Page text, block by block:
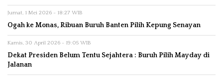
Jumat, 1 Mei 2026 - 18:27 WIB
Ogah ke Monas, Ribuan Buruh Banten Pilih Kepung Senayan
Kamis, 30 April 2026 - 19:05 WIB
Dekat Presiden Belum Tentu Sejahtera : Buruh Pilih Mayday di
Jalanan